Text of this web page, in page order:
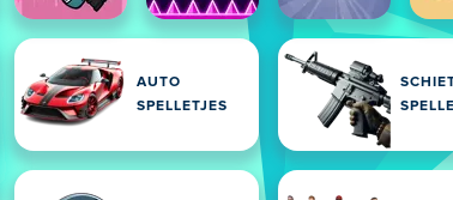
AUTO
SPELLETJES